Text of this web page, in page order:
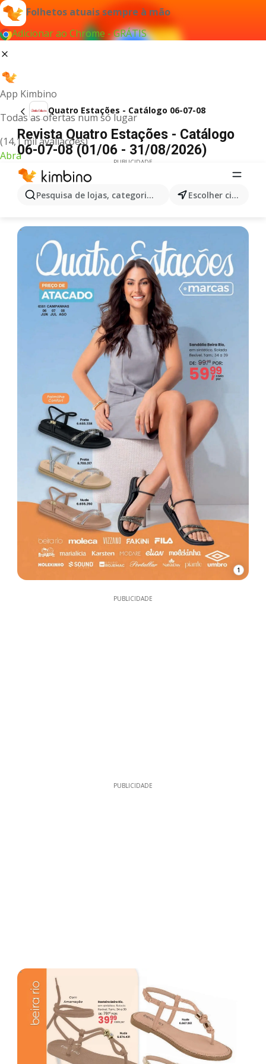
Folhetos atuais sempre à mão
Adicionar ao Chrome - GRÁTIS
App Kimbino
Todas as ofertas num só lugar
(14,1 mil avaliações)
Abra
Pesquisa de lojas, categorias,produtos... Escolher cidade
Quatro Estações - Catálogo 06-07-08
Revista Quatro Estações - Catálogo
06-07-08 (01/06 - 31/08/2026)
PUBLICIDADE
1
PUBLICIDADE
PUBLICIDADE